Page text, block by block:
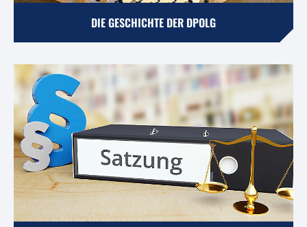
DIE GESCHICHTE DER DPOLG